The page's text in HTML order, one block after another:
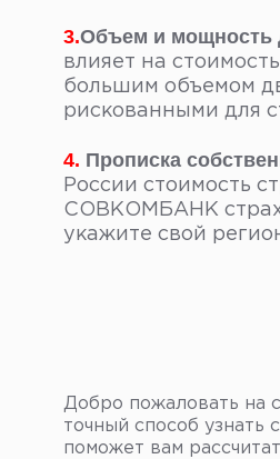
3.Объем и мощность
влияет на
большим объемом
рискованными для
4. Прописка
России стоимость
СОВКОМБАНК
укажите свой
Добро пожаловать на
точный способ
поможет вам